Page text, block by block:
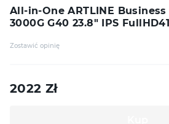
All-in-One ARTLINE
3000G G40 23.8" IPS
Zostawić opinię
2022 Zł